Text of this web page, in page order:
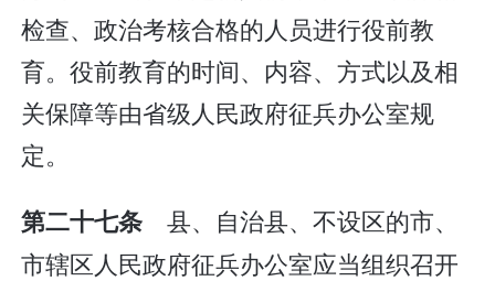
检查、政治考核合格的人员进行役前教
育。役前教育的时间、内容、方式以及相
关保障等由省级人民政府征兵办公室规
定。
第二十七条 县、自治县、不设区的市、
市辖区人民政府征兵办公室应当组织召开